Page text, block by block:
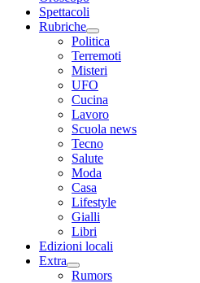
Spettacoli
Rubriche
Politica
Terremoti
Misteri
UFO
Cucina
Lavoro
Scuola news
Tecno
Salute
Moda
Casa
Lifestyle
Gialli
Libri
Edizioni locali
Extra
Rumors